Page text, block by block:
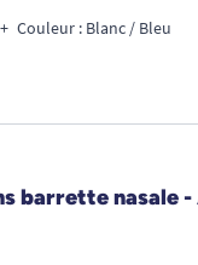
Couleur : Blanc / Bleu
barrette nasale